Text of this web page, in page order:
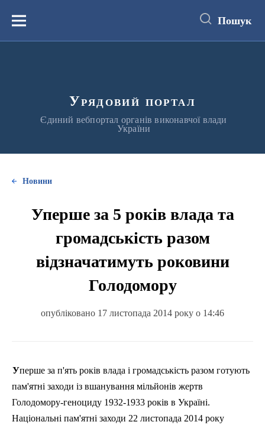
вмістуМеню Пошук
Урядовий портал
Єдиний вебпортал органів виконавчої влади
України
Новини
Уперше за 5 років влада та
громадськість разом
відзначатимуть роковини
Голодомору
опубліковано 17 листопада 2014 року о 14:46
Уперше за п'ять років влада і громадськість разом готують
пам'ятні заходи із вшанування мільйонів жертв
Голодомору-геноциду 1932-1933 років в Україні.
Національні пам'ятні заходи 22 листопада 2014 року